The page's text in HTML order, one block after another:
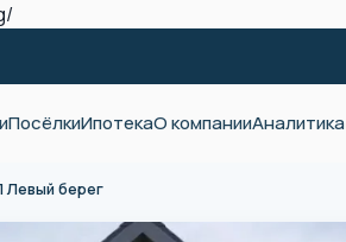
ПосёлкиИпотекаО компанииАналитика
Левый берег